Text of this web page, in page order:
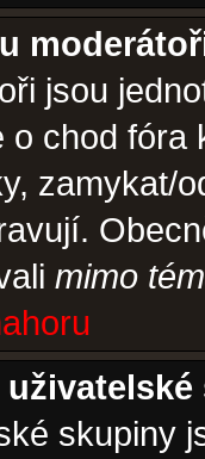
jsou
o chod fóra
zamykat/
mimo
skupiny